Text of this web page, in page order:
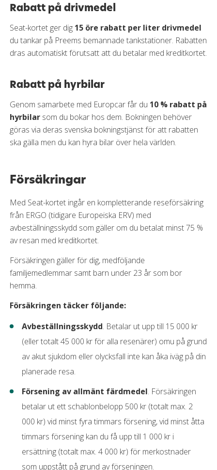
Rabatt på drivmedel
Seat-kortet ger dig 15 öre rabatt per liter drivmedel
du tankar på Preems bemannade tankstationer. Rabatten
dras automatiskt förutsatt att du betalar med kreditkortet.
Rabatt på hyrbilar
Genom samarbete med Europcar får du 10 % rabatt på
hyrbilar som du bokar hos dem. Bokningen behöver
göras via deras svenska bokningstjänst för att rabatten
ska gälla men du kan hyra bilar över hela världen.
Försäkringar
Med Seat-kortet ingår en kompletterande reseförsäkring
från ERGO (tidigare Europeiska ERV) med
avbeställningsskydd som gäller om du betalat minst 75 %
av resan med kreditkortet.
Försäkringen gäller för dig, medföljande
familjemedlemmar samt barn under 23 år som bor
hemma.
Försäkringen täcker följande:
Avbeställningsskydd. Betalar ut upp till 15 000 kr
(eller totalt 45 000 kr för alla resenärer) omu på grund
av akut sjukdom eller olycksfall inte kan åka iväg på din
planerade resa.
Försening av allmänt färdmedel. Försäkringen
betalar ut ett schablonbelopp 500 kr (totalt max. 2
000 kr) vid minst fyra timmars försening, vid minst åtta
timmars försening kan du få upp till 1 000 kr i
ersättning (totalt max. 4 000 kr) för merkostnader
som uppstått på grund av förseningen.